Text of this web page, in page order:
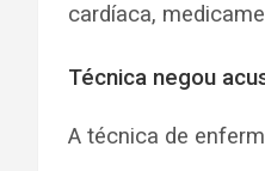
cardíaca,
Técnica negou
A técnica de